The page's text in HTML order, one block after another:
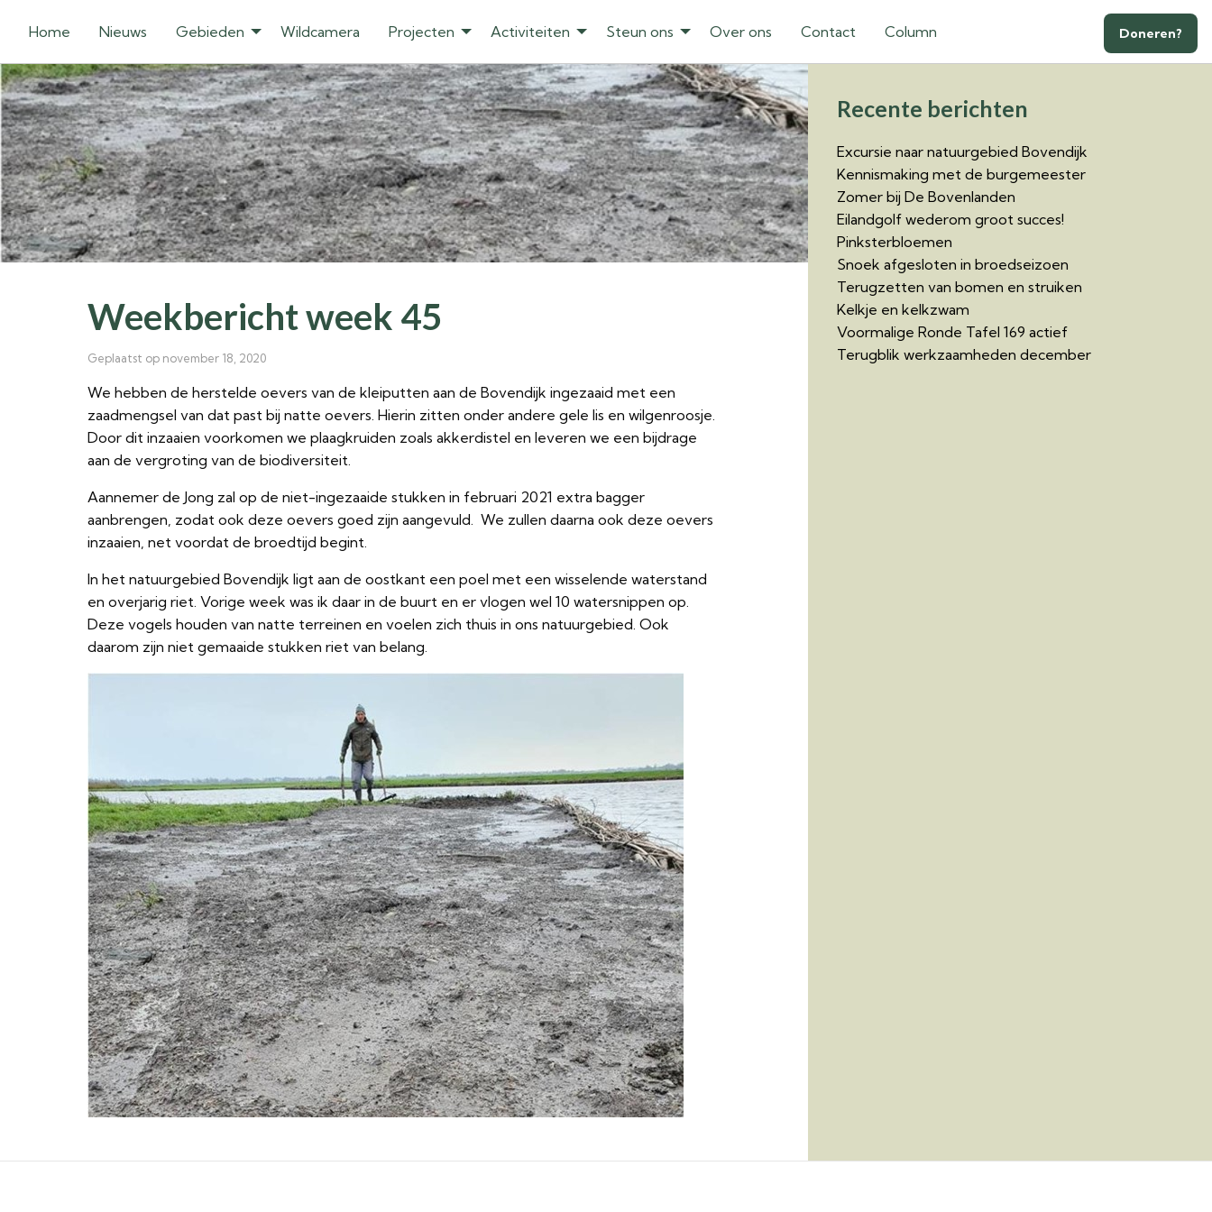
Home Nieuws Gebieden Wildcamera Projecten Activiteiten Steun ons Over ons Contact Column Doneren?
Weekbericht week 45
Geplaatst op november 18, 2020
We hebben de herstelde oevers van de kleiputten aan de Bovendijk ingezaaid met een
zaadmengsel van dat past bij natte oevers. Hierin zitten onder andere gele lis en wilgenroosje.
Door dit inzaaien voorkomen we plaagkruiden zoals akkerdistel en leveren we een bijdrage
aan de vergroting van de biodiversiteit.
Aannemer de Jong zal op de niet-ingezaaide stukken in februari 2021 extra bagger
aanbrengen, zodat ook deze oevers goed zijn aangevuld. We zullen daarna ook deze oevers
inzaaien, net voordat de broedtijd begint.
In het natuurgebied Bovendijk ligt aan de oostkant een poel met een wisselende waterstand
en overjarig riet. Vorige week was ik daar in de buurt en er vlogen wel 10 watersnippen op.
Deze vogels houden van natte terreinen en voelen zich thuis in ons natuurgebied. Ook
daarom zijn niet gemaaide stukken riet van belang.
Recente berichten
Excursie naar natuurgebied Bovendijk
Kennismaking met de burgemeester
Zomer bij De Bovenlanden
Eilandgolf wederom groot succes!
Pinksterbloemen
Snoek afgesloten in broedseizoen
Terugzetten van bomen en struiken
Kelkje en kelkzwam
Voormalige Ronde Tafel 169 actief
Terugblik werkzaamheden december